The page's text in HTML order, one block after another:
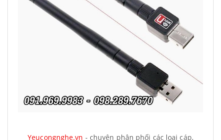
Yeucongnghe.vn - chuyên phân phối các loại cáp,